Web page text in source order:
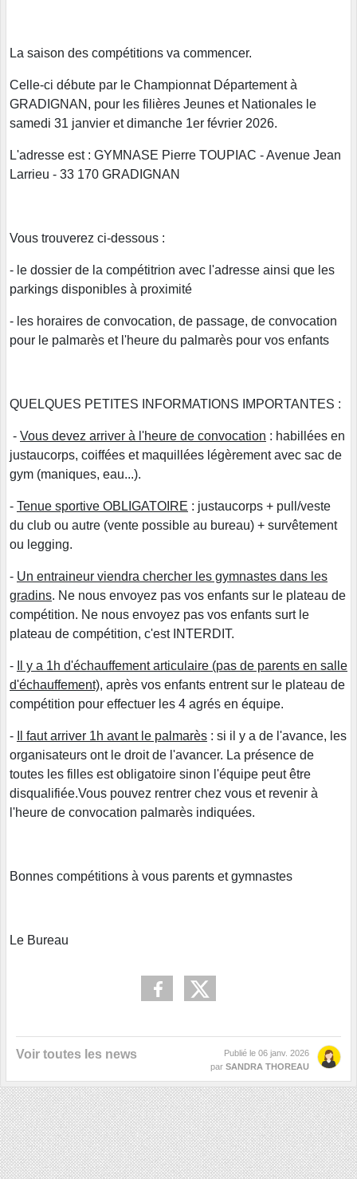
La saison des compétitions va commencer.
Celle-ci débute par le Championnat Département à
GRADIGNAN, pour les filières Jeunes et Nationales le
samedi 31 janvier et dimanche 1er février 2026.
L'adresse est : GYMNASE Pierre TOUPIAC - Avenue Jean
Larrieu - 33 170 GRADIGNAN
Vous trouverez ci-dessous :
- le dossier de la compétitrion avec l'adresse ainsi que les
parkings disponibles à proximité
- les horaires de convocation, de passage, de convocation
pour le palmarès et l'heure du palmarès pour vos enfants
QUELQUES PETITES INFORMATIONS IMPORTANTES :
- Vous devez arriver à l'heure de convocation : habillées en
justaucorps, coiffées et maquillées légèrement avec sac de
gym (maniques, eau...).
- Tenue sportive OBLIGATOIRE : justaucorps + pull/veste
du club ou autre (vente possible au bureau) + survêtement
ou legging.
- Un entraineur viendra chercher les gymnastes dans les
gradins. Ne nous envoyez pas vos enfants sur le plateau de
compétition. Ne nous envoyez pas vos enfants surt le
plateau de compétition, c'est INTERDIT.
-
Il y a 1h d'échauffement articulaire (pas de parents en salle
d'échauffement), après vos enfants entrent sur le plateau de
compétition pour effectuer les 4 agrés en équipe.
- Il faut arriver 1h avant le palmarès : si il y a de l'avance, les
organisateurs ont le droit de l'avancer. La présence de
toutes les filles est obligatoire sinon l'équipe peut être
disqualifiée.Vous pouvez rentrer chez vous et revenir à
l'heure de convocation palmarès indiquées.
Bonnes compétitions à vous parents et gymnastes
Le Bureau
Voir toutes les news Publié le 06 janv. 2026
par SANDRA THOREAU